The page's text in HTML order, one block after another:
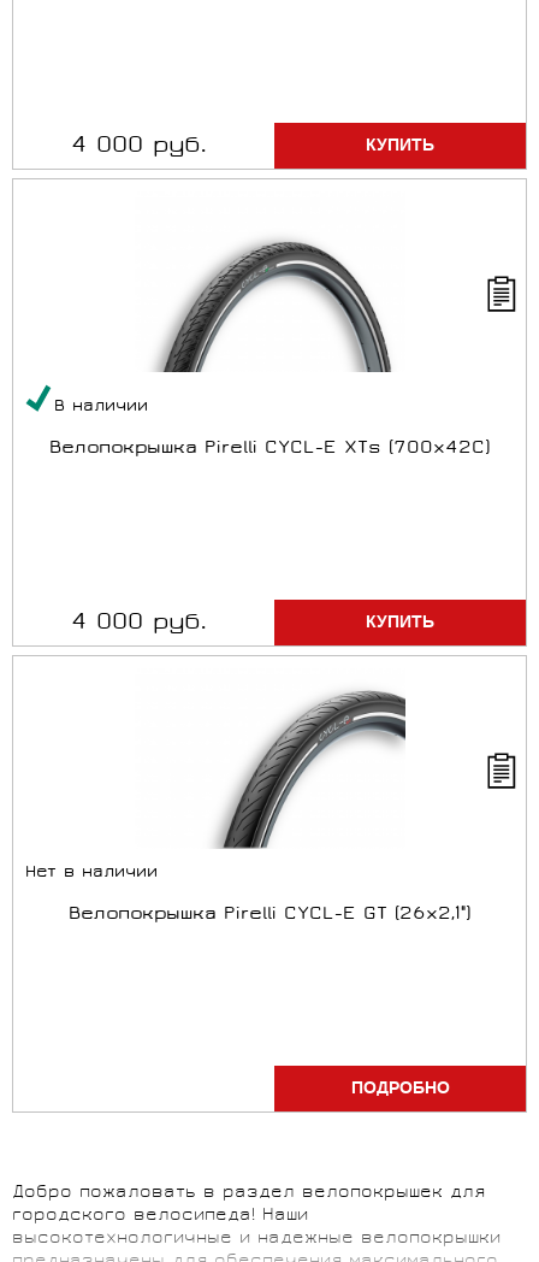
4 000 руб.
В наличии
Велопокрышка Pirelli CYCL-E XTs (700x42C)
4 000 руб.
Нет в наличии
Велопокрышка Pirelli CYCL-E GT (26x2,1")
ПОДРОБНО
Добро пожаловать в раздел велопокрышек для
городского велосипеда! Наши
высокотехнологичные и надежные велопокрышки